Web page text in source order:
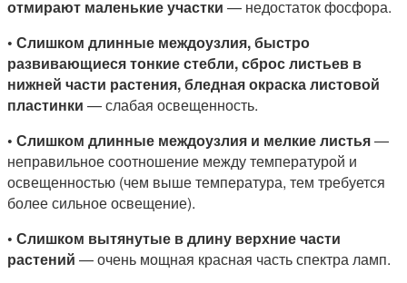
отмирают маленькие участки — недостаток фосфора.
• Слишком длинные междоузлия, быстро
развивающиеся тонкие стебли, сброс листьев в
нижней части растения, бледная окраска листовой
пластинки — слабая освещенность.
• Слишком длинные междоузлия и мелкие листья—
неправильное соотношение между температурой и
освещенностью (чем выше температура, тем требуется
более сильное освещение).
• Слишком вытянутые в длину верхние части
растений — очень мощная красная часть спектра ламп.